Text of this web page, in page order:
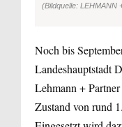
(Bildquelle: LEHMANN
Noch bis
Landeshauptstadt
Lehmann +
Zustand von rund